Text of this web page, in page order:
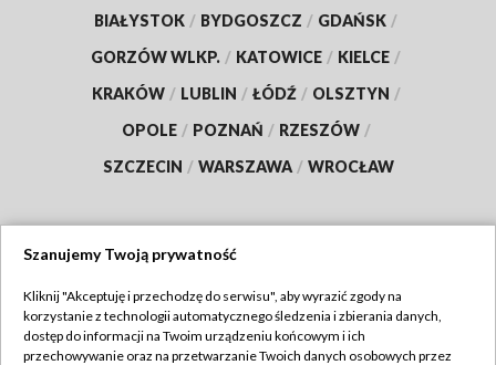
BIAŁYSTOK / BYDGOSZCZ / GDAŃSK /
GORZÓW WLKP. / KATOWICE / KIELCE /
KRAKÓW / LUBLIN / ŁÓDŹ / OLSZTYN /
OPOLE / POZNAŃ / RZESZÓW /
SZCZECIN / WARSZAWA / WROCŁAW
TVP
Abonament TVP
Szanujemy Twoją prywatność
Kliknij "Akceptuję i przechodzę do serwisu", aby wyrazić zgody na
korzystanie z technologii automatycznego śledzenia i zbierania danych,
dostęp do informacji na Twoim urządzeniu końcowym i ich
przechowywanie oraz na przetwarzanie Twoich danych osobowych przez